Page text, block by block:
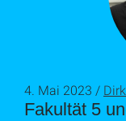
Fakultät 5
4. Mai 2023 /